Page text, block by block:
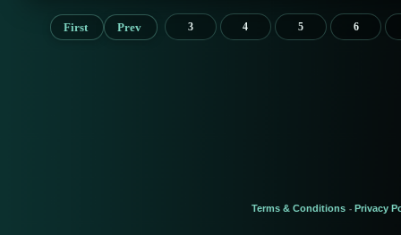
First Prev 3 4 5 6
Terms & Conditions - Privacy